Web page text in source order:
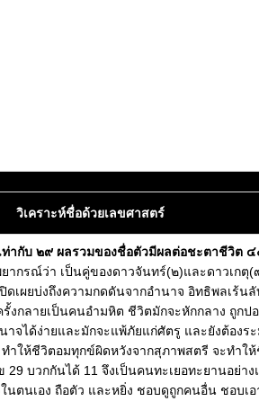
วิเคราะห์ชื่อด้วยเลขศาสตร์
ท่ากับ ๒๙ ผลรวมของชื่อตัวมีผลต่อชะตาชีวิต ๔
ากรณ์ว่า เป็นคู่ของดาวจันทร์(๒)และดาวเกตุ(
ดเผยบ่งถึงความกดดันจากอำนาจ อิทธิพลเร้น
งกลายเป็นคนอำมหิต ชีวิตมักจะหักกลาง ถูกป
จได้ง่ายและมักจะแพ้ภัยแก่ศัตรู และยังต้องร
ทำให้ชีวิตอมทุกข์ผิดหวังจากสุภาพสตรี จะทำใ
29 บวกกันได้ 11 จึงเป็นคนทะเยอทะยานอย่าง
นตนเอง ถือตัว และหยิ่ง ชอบดูถูกคนอื่น ชอบเอ